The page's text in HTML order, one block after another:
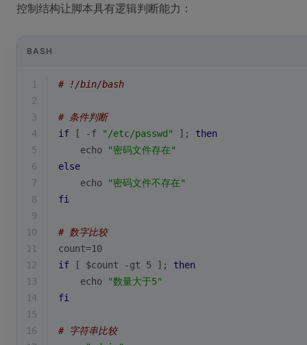
控制结构让脚本具有逻辑判断能力：
BASH
1
# !/bin/bash
2
3
# 条件判断
4
if [ -f "/etc/passwd" ]; then
5
echo
"密码文件存在"
6
else
7
echo
"密码文件不存在"
8
fi
9
10
# 数字比较
11
count=10
12
if [ $count -gt 5 ]; then
13
echo
"数量大于5"
14
fi
15
16
# 字符串比较